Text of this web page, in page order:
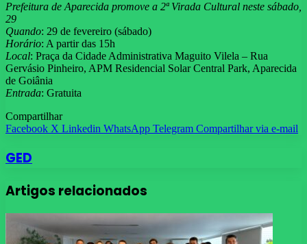
Prefeitura de Aparecida promove a 2ª Virada Cultural neste sábado,
29
Quando: 29 de fevereiro (sábado)
Horário: A partir das 15h
Local: Praça da Cidade Administrativa Maguito Vilela – Rua
Gervásio Pinheiro, APM Residencial Solar Central Park, Aparecida
de Goiânia
Entrada: Gratuita
Compartilhar
Facebook X Linkedin WhatsApp Telegram Compartilhar via e-mail
GED
Artigos relacionados